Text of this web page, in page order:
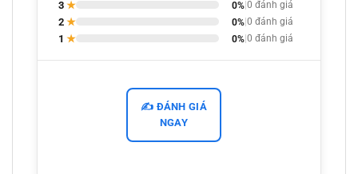
3 ★ 0%|0 đánh giá
2 ★ 0%|0 đánh giá
1 ★ 0%|0 đánh giá
✍️ ĐÁNH GIÁ
NGAY